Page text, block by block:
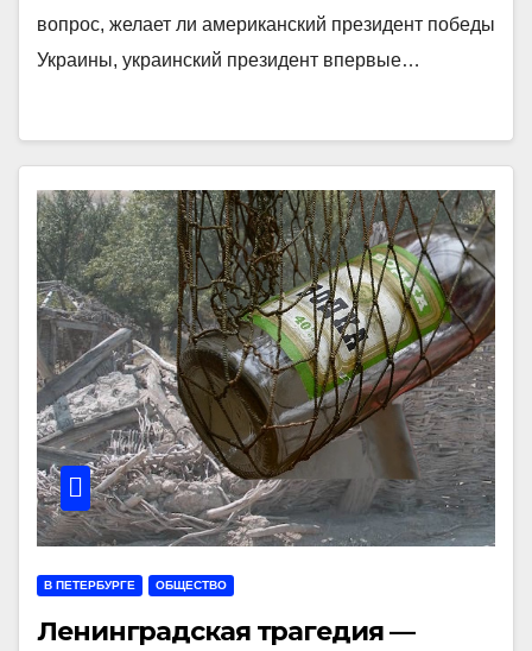
вопрос, желает ли американский президент победы
Украины, украинский президент впервые…
В ПЕТЕРБУРГЕ ОБЩЕСТВО
Ленинградская трагедия —